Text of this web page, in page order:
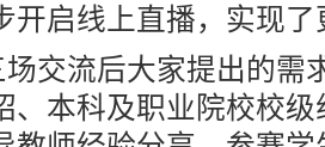
开启线上直播，实现
交流后大家提出的需
、本科及职业院校校